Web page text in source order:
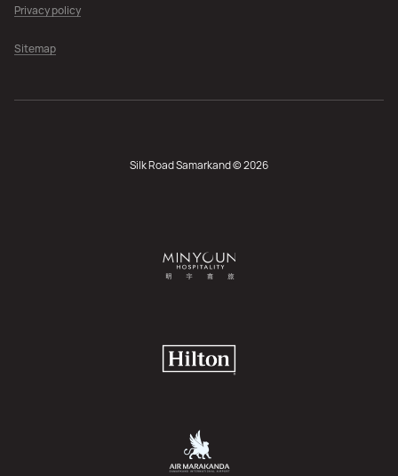
Privacy policy
Sitemap
Silk Road Samarkand © 2026